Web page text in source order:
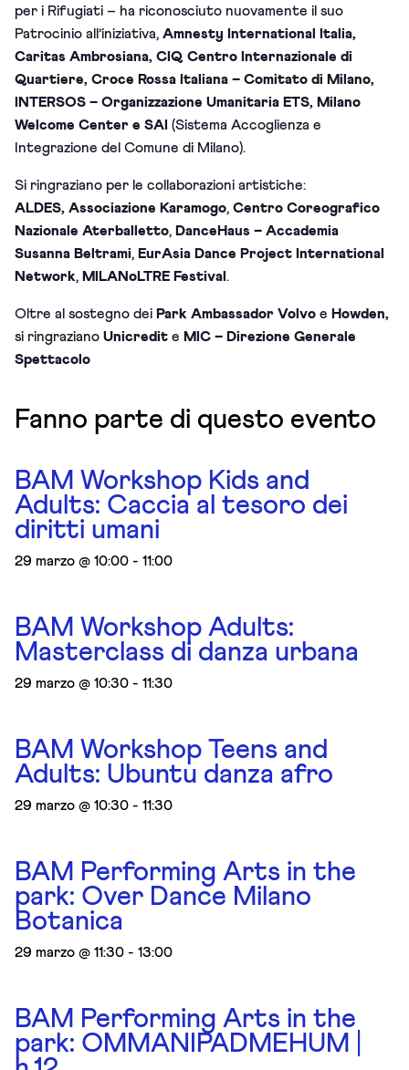
per i Rifugiati – ha riconosciuto nuovamente il suo
Patrocinio all’iniziativa, Amnesty International Italia,
Caritas Ambrosiana, CIQ Centro Internazionale di
Quartiere, Croce Rossa Italiana – Comitato di Milano,
INTERSOS – Organizzazione Umanitaria ETS, Milano
Welcome Center e SAI (Sistema Accoglienza e
Integrazione del Comune di Milano).
Si ringraziano per le collaborazioni artistiche:
ALDES, Associazione Karamogo, Centro Coreografico
Nazionale Aterballetto, DanceHaus – Accademia
Susanna Beltrami, EurAsia Dance Project International
Network, MILANoLTRE Festival .
Oltre al sostegno dei Park Ambassador Volvo e Howden,
si ringraziano Unicredit e MIC – Direzione Generale
Spettacolo
Fanno parte di questo evento
BAM Workshop Kids and
Adults: Caccia al tesoro dei
diritti umani
29 marzo @ 10:00 - 11:00
BAM Workshop Adults:
Masterclass di danza urbana
29 marzo @ 10:30 - 11:30
BAM Workshop Teens and
Adults: Ubuntu danza afro
29 marzo @ 10:30 - 11:30
BAM Performing Arts in the
park: Over Dance Milano
Botanica
29 marzo @ 11:30 - 13:00
BAM Performing Arts in the
park: OMMANIPADMEHUM |